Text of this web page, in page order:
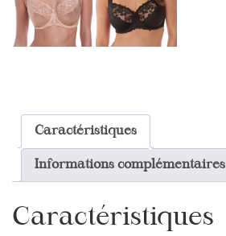
Caractéristiques
Informations complémentaires
Caractéristiques